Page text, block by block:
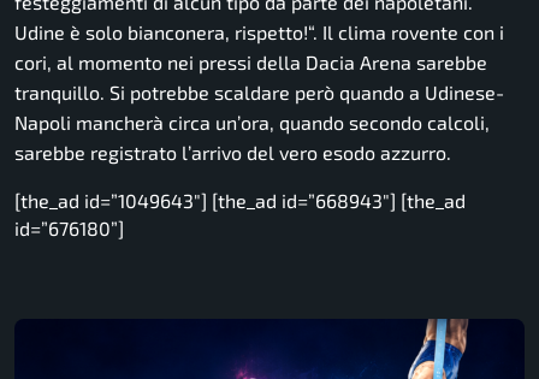
Udine è solo bianconera, rispetto!“. Il clima rovente con i
cori, al momento nei pressi della Dacia Arena sarebbe
tranquillo. Si potrebbe scaldare però quando a Udinese-
Napoli mancherà circa un’ora, quando secondo calcoli,
sarebbe registrato l’arrivo del vero esodo azzurro.
[the_ad id=”1049643″] [the_ad id=”668943″] [the_ad
id=”676180”]